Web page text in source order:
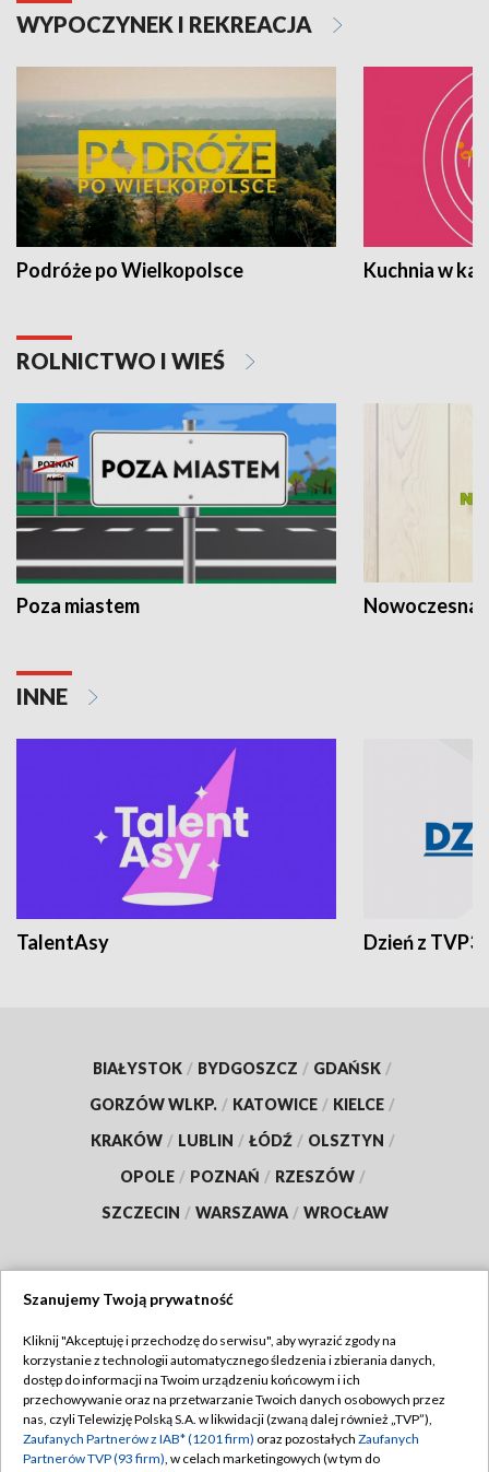
WYPOCZYNEK I REKREACJA
Podróże po Wielkopolsce Kuchnia w
ROLNICTWO I WIEŚ
Poza miastem Nowoczesna
INNE
TalentAsy Dzień z TVP3
BIAŁYSTOK / BYDGOSZCZ / GDAŃSK /
GORZÓW WLKP. / KATOWICE / KIELCE /
KRAKÓW / LUBLIN / ŁÓDŹ / OLSZTYN /
OPOLE / POZNAŃ / RZESZÓW /
SZCZECIN / WARSZAWA / WROCŁAW
TVP
Abonament TVP
Emisja w TVP
Regulamin TVP
Polityka prywatności
Szanujemy Twoją prywatność
Kliknij "Akceptuję i przechodzę do serwisu", aby wyrazić zgody na
korzystanie z technologii automatycznego śledzenia i zbierania danych,
dostęp do informacji na Twoim urządzeniu końcowym i ich
przechowywanie oraz na przetwarzanie Twoich danych osobowych przez
nas, czyli Telewizję Polską S.A. w likwidacji (zwaną dalej również „TVP”),
Zaufanych Partnerów z IAB* (1201 firm) oraz pozostałych Zaufanych
Partnerów TVP (93 firm), w celach marketingowych (w tym do